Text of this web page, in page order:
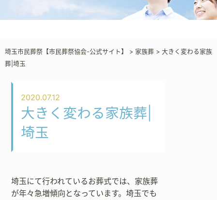
埼玉市民葬祭【市民葬祭協会-公式サイト】 > 家族葬 > 大きく変わる家族
葬|埼玉
2020.07.12
大きく変わる家族葬|
埼玉
埼玉にて行われているお葬式では、家族葬
が年々急増傾向となっています。埼玉でも